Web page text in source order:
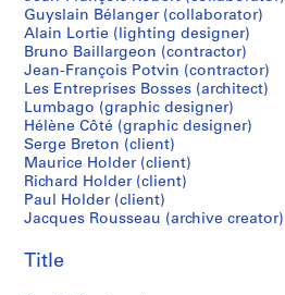
e
a
u
f
o
n
d
s
S
e
r
Guyslain Bélanger (collaborator)
Alain Lortie (lighting designer)
Bruno Baillargeon (contractor)
Jean-François Potvin (contractor)
Les Entreprises Bosses (architect)
Lumbago (graphic designer)
Hélène Côté (graphic designer)
Serge Breton (client)
Maurice Holder (client)
Richard Holder (client)
Paul Holder (client)
Jacques Rousseau (archive creator)
Title